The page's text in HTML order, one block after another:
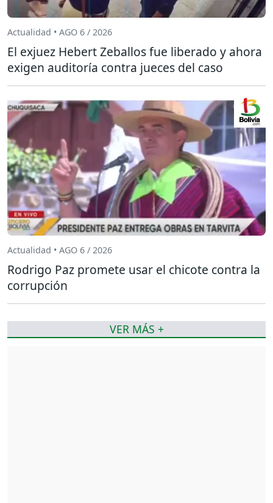
Actualidad • AGO 6 / 2026
El exjuez Hebert Zeballos fue liberado y ahora
exigen auditoría contra jueces del caso
Actualidad • AGO 6 / 2026
Rodrigo Paz promete usar el chicote contra la
corrupción
VER MÁS +